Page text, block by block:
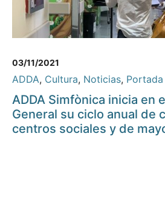
03/11/2021
ADDA, Cultura, Noticias, Portada
ADDA Simfònica inicia en
General su ciclo anual de
centros sociales y de